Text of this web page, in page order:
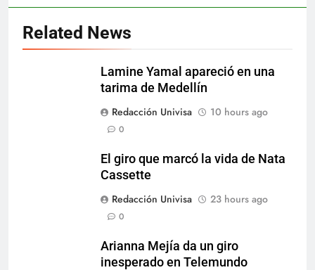
Related News
Lamine Yamal apareció en una
tarima de Medellín
Redacción Univisa
10 hours ago
0
El giro que marcó la vida de Nata
Cassette
Redacción Univisa
23 hours ago
0
Arianna Mejía da un giro
inesperado en Telemundo